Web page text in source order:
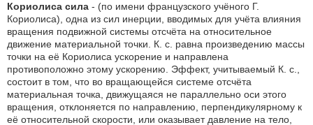
Кориолиса сила - (по имени французского учёного Г.
Кориолиса), одна из сил инерции, вводимых для учёта влияния
вращения подвижной системы отсчёта на относительное
движение материальной точки. К. с. равна произведению массы
точки на её Кориолиса ускорение и направлена
противоположно этому ускорению. Эффект, учитываемый К. с.,
состоит в том, что во вращающейся системе отсчёта
материальная точка, движущаяся не параллельно оси этого
вращения, отклоняется по направлению, перпендикулярному к
её относительной скорости, или оказывает давление на тело,